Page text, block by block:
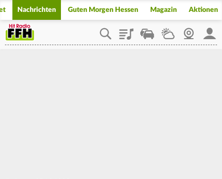
Nachrichten Guten Morgen Hessen Magazin Aktionen
PlaylistStaupilotWetterWebcam